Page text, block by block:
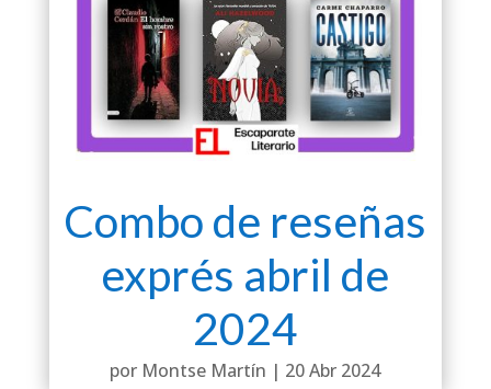
Combo de reseñas
exprés abril de
2024
por Montse Martín | 20 Abr 2024